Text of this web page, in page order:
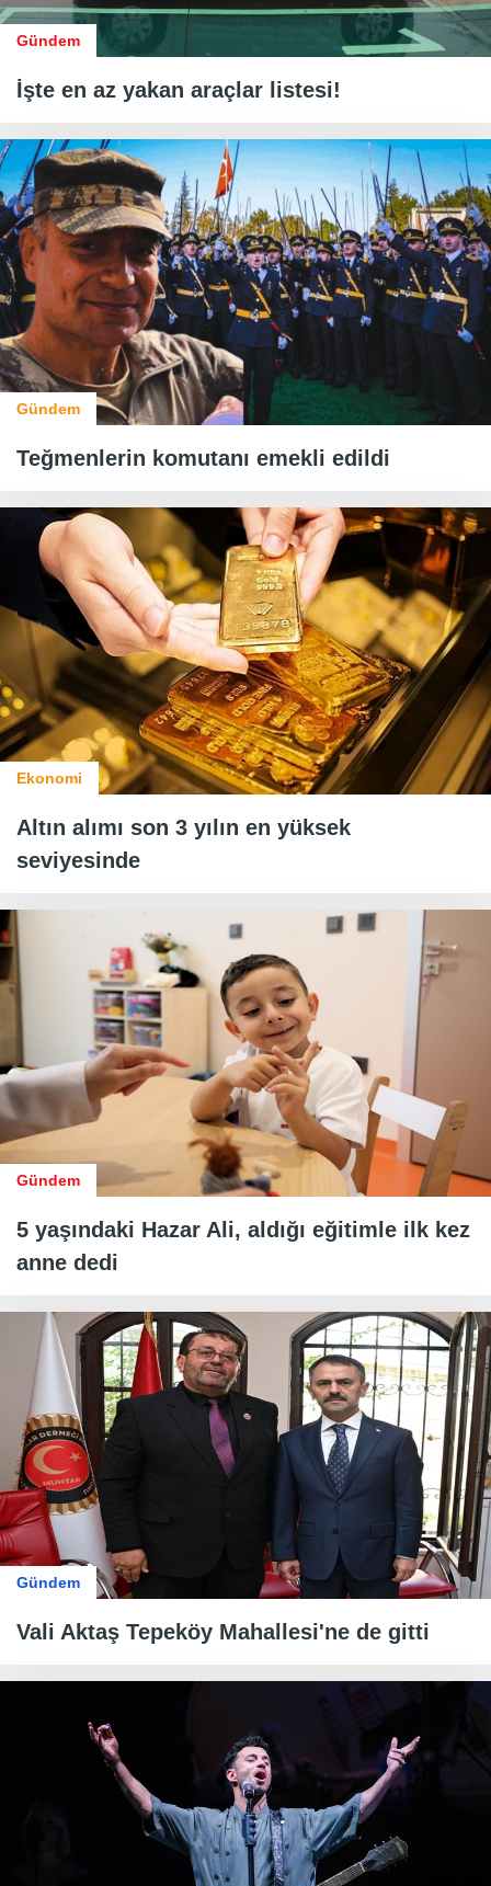
Gündem
İşte en az yakan araçlar listesi!
Gündem
Teğmenlerin komutanı emekli edildi
Ekonomi
Altın alımı son 3 yılın en yüksek
seviyesinde
Gündem
5 yaşındaki Hazar Ali, aldığı eğitimle ilk kez
anne dedi
Gündem
Vali Aktaş Tepeköy Mahallesi'ne de gitti